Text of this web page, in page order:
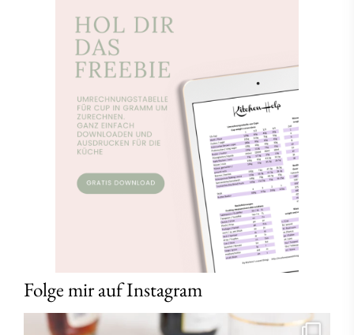
Folge mir auf Instagram